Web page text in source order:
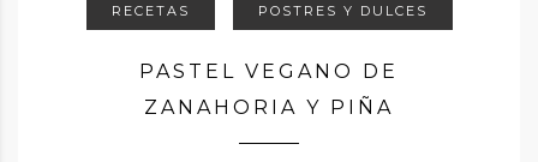
RECETAS POSTRES Y DULCES
PASTEL VEGANO DE
ZANAHORIA Y PIÑA